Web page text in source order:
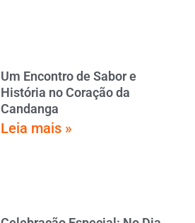
Um Encontro de Sabor e
História no Coração da
Candanga
Leia mais »